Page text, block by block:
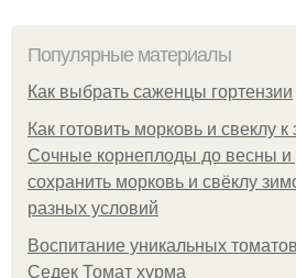
Популярные материалы
Как выбрать саженцы гортензии
Как готовить морковь и свеклу
Сочные корнеплоды до весны
сохранить морковь и свёклу
разных условий
Воспитание уникальных
Седек Томат хурма